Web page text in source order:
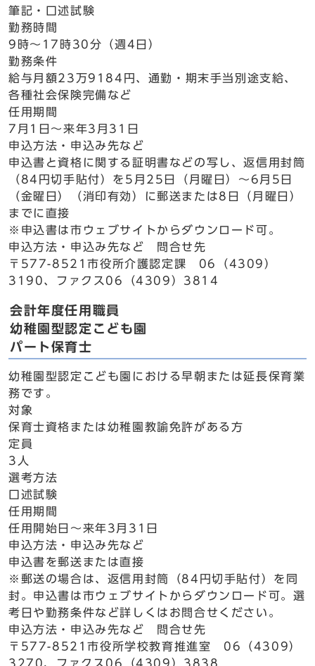
筆記・口述試験
勤務時間
9時～17時30分（週4日）
勤務条件
給与月額23万9184円、通勤・期末手当別途支給、
各種社会保険完備など
任用期間
7月1日～来年3月31日
申込方法・申込み先など
申込書と資格に関する証明書などの写し、返信用封筒
（84円切手貼付）を5月25日（月曜日）～6月5日
（金曜日）（消印有効）に郵送または8日（月曜日）
までに直接
※申込書は市ウェブサイトからダウンロード可。
申込方法・申込み先など 問合せ先
〒577-8521市役所介護認定課 06（4309）
3190、ファクス06（4309）3814
会計年度任用職員
幼稚園型認定こども園
パート保育士
幼稚園型認定こども園における早朝または延長保育業
務です。
対象
保育士資格または幼稚園教諭免許がある方
定員
3人
選考方法
口述試験
任用期間
任用開始日～来年3月31日
申込方法・申込み先など
申込書を郵送または直接
※郵送の場合は、返信用封筒（84円切手貼付）を同
封。申込書は市ウェブサイトからダウンロード可。選
考日や勤務条件など詳しくはお問合せください。
申込方法・申込み先など 問合せ先
〒577-8521市役所学校教育推進室 06（4309）
3270、ファクス06（4309）3838